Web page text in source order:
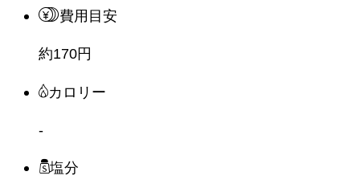
費用目安
約170円
カロリー
-
塩分